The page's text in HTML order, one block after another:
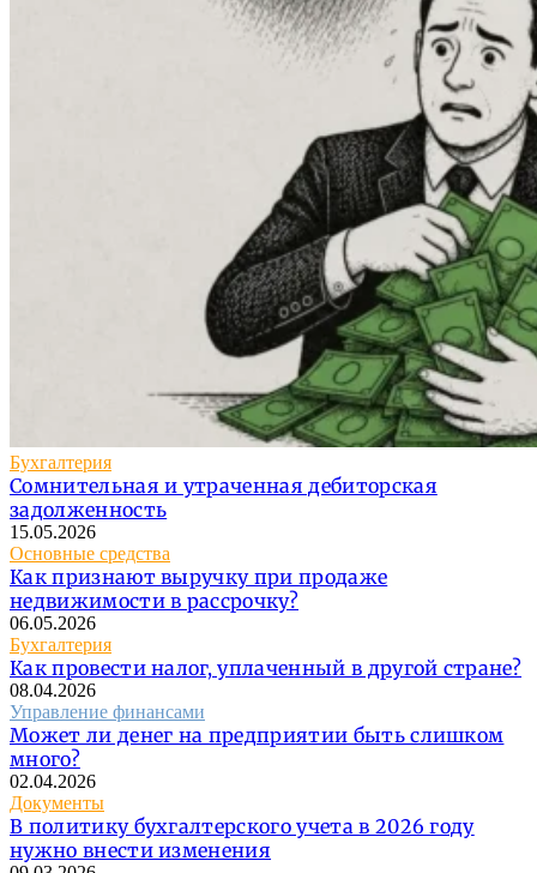
Бухгалтерия
Сомнительная и утраченная дебиторская
задолженность
15.05.2026
Основные средства
Как признают выручку при продаже
недвижимости в рассрочку?
06.05.2026
Бухгалтерия
Как провести налог, уплаченный в другой стране?
08.04.2026
Управление финансами
Может ли денег на предприятии быть слишком
много?
02.04.2026
Документы
В политику бухгалтерского учета в 2026 году
нужно внести изменения